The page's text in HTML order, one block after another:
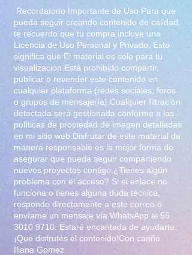
pagina y con gusto te
responderemos con los datos
para realizar tu pago y recibir el
zip
Recuerda estas comprando el
visualizar las imagenes, no tienes
permiso de retransmitir, revender,
lucrar, exponer sin autorizacion
de el autor y la modelo. Todas las
imagenes incluidas en el set
tienen derechos de autor.
Recordatorio Importante de Uso Para que
pueda seguir creando contenido de calidad,
te recuerdo que tu compra incluye una
Licencia de Uso Personal y Privado. Esto
significa que:El material es solo para tu
visualización.Está prohibido compartir,
publicar o revender este contenido en
cualquier plataforma (redes sociales, foros
o grupos de mensajería).Cualquier filtración
detectada será gestionada conforme a las
políticas de propiedad de imagen detalladas
en mi sitio web.Disfrutar de este material de
manera responsable es la mejor forma de
asegurar que pueda seguir compartiendo
nuevos proyectos contigo.¿Tienes algún
problema con el acceso? Si el enlace no
funciona o tienes alguna duda técnica,
responde directamente a este correo o
envíame un mensaje vía WhatsApp al 55
3010 9710 . Estaré encantada de ayudarte.
¡Que disfrutes el contenido!Con cariño
Iliana Gomez